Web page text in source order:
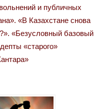
и публичных
«В Казахстане снова
«Безусловный базовый
«старого»